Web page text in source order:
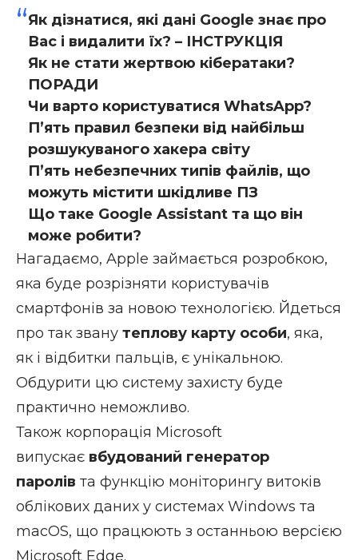
Як дізнатися, які дані Google знає про
Вас і видалити їх? – ІНСТРУКЦІЯ
Як не стати жертвою кібератаки?
ПОРАДИ
Чи варто користуватися WhatsApp?
П’ять правил безпеки від найбільш
розшукуваного хакера світу
П’ять небезпечних типів файлів, що
можуть містити шкідливе ПЗ
Що таке Google Assistant та що він
може робити?
Нагадаємо, Apple займається розробкою,
яка буде розрізняти користувачів
смартфонів за новою технологією. Йдеться
про так звану теплову карту особи, яка,
як і відбитки пальців, є унікальною.
Обдурити цю систему захисту буде
практично неможливо.
Також корпорація Microsoft
випускає вбудований генератор
паролів та функцію моніторингу витоків
облікових даних у системах Windows та
macOS, що працюють з останньою версією
Microsoft Edge.